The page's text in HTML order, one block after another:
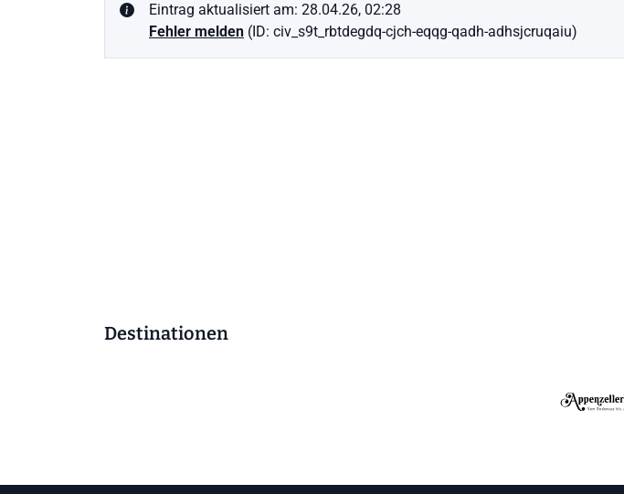
Eintrag aktualisiert am: 28.04.26, 02:28
Fehler melden (ID: civ_s9t_rbtdegdq-cjch-eqqg-qadh-adhsjcruqaiu)
Destinationen